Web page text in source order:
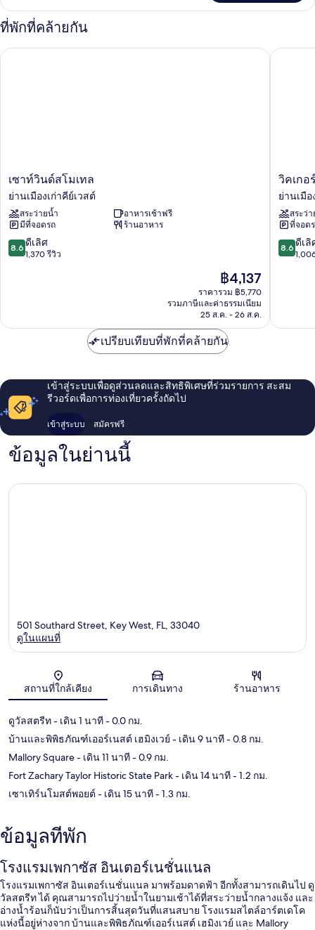
เกี่ยว
กับ
ห้อง
พัก
ที่พักที่คล้ายกัน
เซา
ท์
วิน
ด์ส
โม
เทล
ย่าน
เซาท์วินด์สโมเทล
ย่านเมืองเก่าคีย์เวสต์
สระว่ายน้ำ
อาหารเช้าฟรี
มีที่จอดรถ
ร้านอาหาร
8.6
จาก
8.6 ดีเลิศ
1,370 รีวิว
ราคา
ปัจจุบัน
คือ
฿4,137
฿4,137
ราคารวม ฿5,770
รวมภาษีและค่าธรรมเนียม
25 ส.ค. - 26 ส.ค.
เซาท์วินด์สโมเทล
วิ
ค
เกอร์
เกส
ท์
เฮา
ส์
วิคเกอ
ย่านเมือ
สระว่
ที่จอด
8.6
จาก
8.6 ดีเลิ
วิคเกอร์
เปรียบเทียบที่พักที่คล้ายกัน
เข้าสู่ระบบเพื่อดูส่วนลดและสิทธิพิเศษที่ร่วมรายการ สะสม
รีวอร์ดเพื่อการท่องเที่ยวครั้งถัดไป
เข้าสู่ระบบ สมัครฟรี
ข้อมูลในย่านนี้
แผนที่
501 Southard Street, Key West, FL, 33040
ดูในแผนที่
สถานที่ใกล้เคียง การเดินทาง ร้านอาหาร
ดูวัลสตรีท- เดิน 1 นาที- 0.0 กม.
บ้านและพิพิธภัณฑ์เออร์เนสต์ เฮมิงเวย์ - เดิน 9 นาที- 0.8 กม.
Mallory Square- เดิน 11 นาที- 0.9 กม.
Fort Zachary Taylor Historic State Park- เดิน 14 นาที- 1.2 กม.
เซาเทิร์นโมสต์พอยต์ - เดิน 15 นาที- 1.3 กม.
ข้อมูลที่พัก
โรงแรมเพกาซัส อินเตอร์เนชั่นแนล
โรงแรมเพกาซัส อินเตอร์เนชั่นแนล มาพร้อมดาดฟ้า อีกทั้งสามารถเดินไป ดู
วัลสตรีท ได้ คุณสามารถไปว่ายน้ำในยามเช้าได้ที่สระว่ายน้ำกลางแจ้ง และ
อ่างน้ำร้อนก็นับว่าเป็นการสิ้นสุดวันที่แสนสบาย โรงแรมสไตล์อาร์ตเดโค
แห่งนี้อยู่ห่างจาก บ้านและพิพิธภัณฑ์เออร์เนสต์ เฮมิงเวย์ และ Mallory